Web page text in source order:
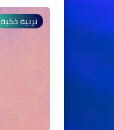
تربية ذكية